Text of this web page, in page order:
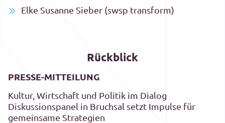
Elke Susanne Sieber (swsp transform)
Rückblick
PRESSE-MITTEILUNG
Kultur, Wirtschaft und Politik im Dialog
Diskussionspanel in Bruchsal setzt Impulse für
gemeinsame Strategien